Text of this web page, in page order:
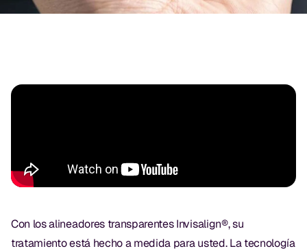
Extracciones
Protectores Bucales Deportivos
RESTAURATIVO
Con los alineadores transparentes Invisalign®, su
tratamiento está hecho a medida para usted. La tecnología